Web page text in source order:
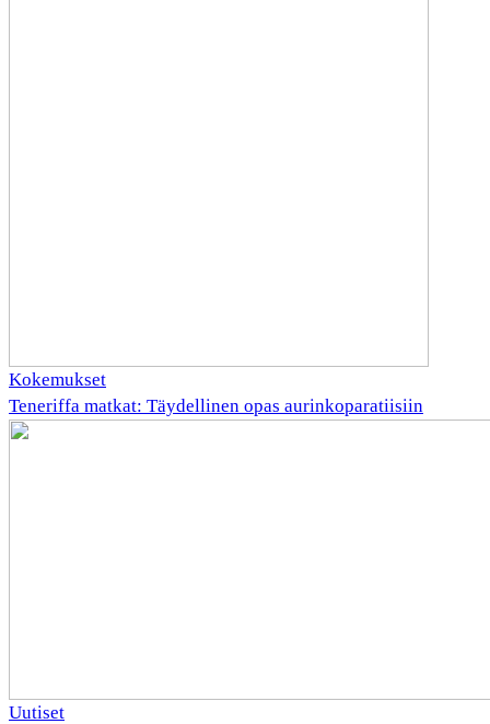
Kokemukset
Teneriffa matkat: Täydellinen opas aurinkoparatiisiin
Uutiset